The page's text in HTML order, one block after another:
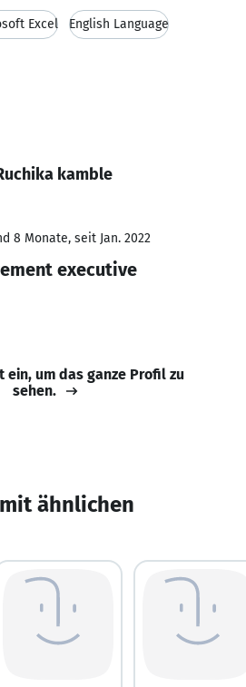
Excel English Language
kamble
8 Monate, seit Jan. 2022
executive
ein, um das ganze Profil zu
sehen.
ähnlichen